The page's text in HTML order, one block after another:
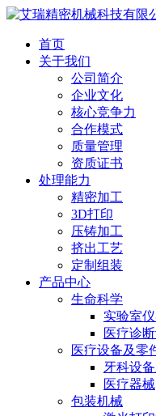
首页
关于我们
公司简介
企业文化
核心竞争力
合作模式
质量管理
资质证书
处理能力
精密加工
3D打印
压铸加工
挤出工艺
定制组装
产品中心
生命科学
实验室
医疗诊
医疗设备及零
牙科设
医疗器械
包装机械